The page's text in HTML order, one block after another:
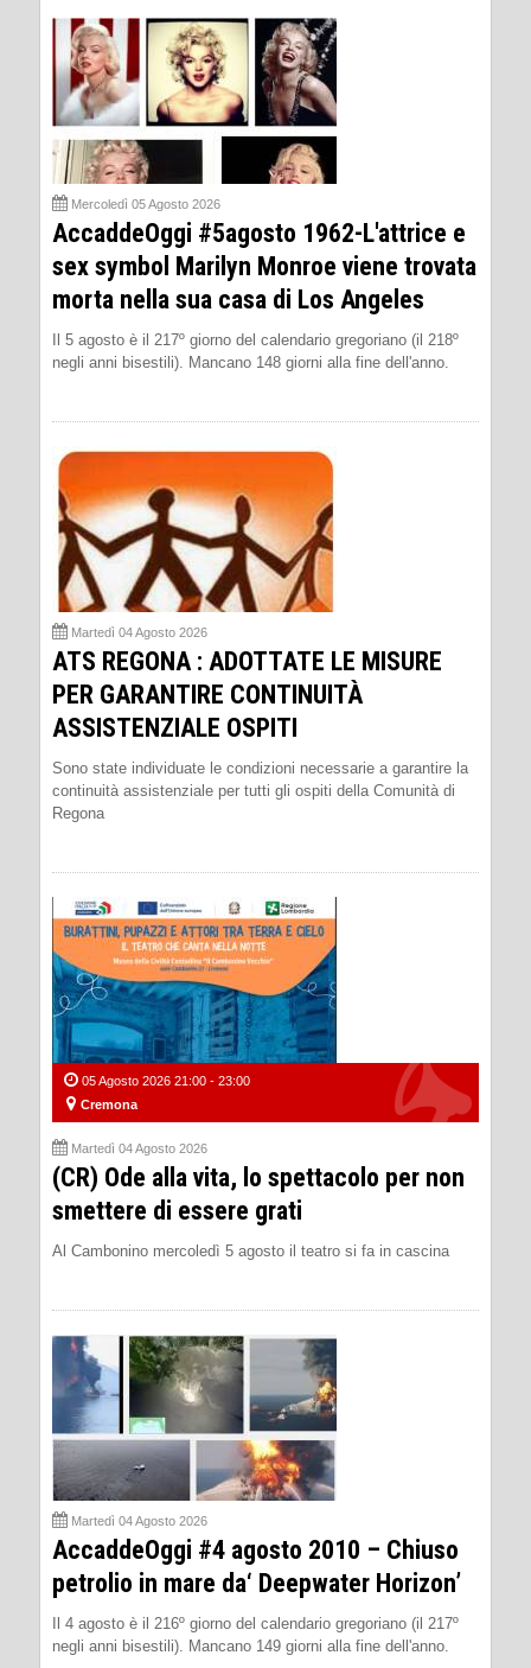
Mercoledì 05 Agosto 2026
AccaddeOggi #5agosto 1962-L'attrice e
sex symbol Marilyn Monroe viene trovata
morta nella sua casa di Los Angeles
Il 5 agosto è il 217º giorno del calendario gregoriano (il 218º
negli anni bisestili). Mancano 148 giorni alla fine dell'anno.
Martedì 04 Agosto 2026
ATS REGONA : ADOTTATE LE MISURE
PER GARANTIRE CONTINUITÀ
ASSISTENZIALE OSPITI
Sono state individuate le condizioni necessarie a garantire la
continuità assistenziale per tutti gli ospiti della Comunità di
Regona
05 Agosto 2026 21:00 - 23:00
Cremona
Martedì 04 Agosto 2026
(CR) Ode alla vita, lo spettacolo per non
smettere di essere grati
Al Cambonino mercoledì 5 agosto il teatro si fa in cascina
Martedì 04 Agosto 2026
AccaddeOggi #4 agosto 2010 – Chiuso
petrolio in mare da‘ Deepwater Horizon’
Il 4 agosto è il 216º giorno del calendario gregoriano (il 217º
negli anni bisestili). Mancano 149 giorni alla fine dell'anno.